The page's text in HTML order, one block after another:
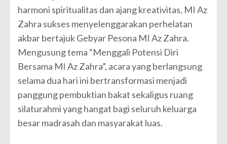
harmoni spiritualitas dan ajang kreativitas, MI Az
Zahra sukses menyelenggarakan perhelatan
akbar bertajuk Gebyar Pesona MI Az Zahra.
Mengusung tema “Menggali Potensi Diri
Bersama MI Az Zahra”, acara yang berlangsung
selama dua hari ini bertransformasi menjadi
panggung pembuktian bakat sekaligus ruang
silaturahmi yang hangat bagi seluruh keluarga
besar madrasah dan masyarakat luas.